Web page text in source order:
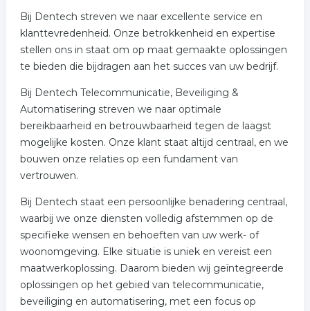
Bij Dentech streven we naar excellente service en
klanttevredenheid. Onze betrokkenheid en expertise
stellen ons in staat om op maat gemaakte oplossingen
te bieden die bijdragen aan het succes van uw bedrijf.
Bij Dentech Telecommunicatie, Beveiliging &
Automatisering streven we naar optimale
bereikbaarheid en betrouwbaarheid tegen de laagst
mogelijke kosten. Onze klant staat altijd centraal, en we
bouwen onze relaties op een fundament van
vertrouwen.
Bij Dentech staat een persoonlijke benadering centraal,
waarbij we onze diensten volledig afstemmen op de
specifieke wensen en behoeften van uw werk- of
woonomgeving. Elke situatie is uniek en vereist een
maatwerkoplossing. Daarom bieden wij geïntegreerde
oplossingen op het gebied van telecommunicatie,
beveiliging en automatisering, met een focus op